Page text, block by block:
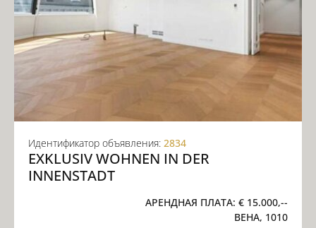
Идентификатор объявления: 2834
EXKLUSIV WOHNEN IN DER
INNENSTADT
АРЕНДНАЯ ПЛАТА: € 15.000,--
ВЕНА, 1010